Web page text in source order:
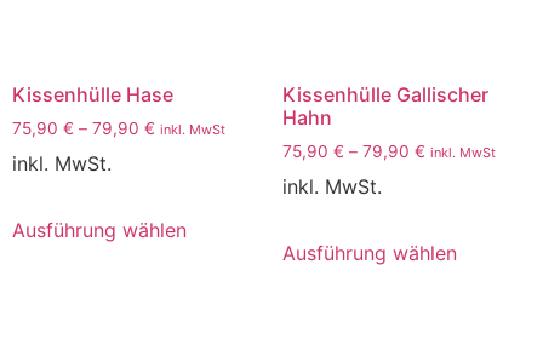
Kissenhülle Hase
75,90 € – 79,90 € inkl. MwSt
inkl. MwSt.
Ausführung wählen
Kissenhülle Gallischer
Hahn
75,90 € – 79,90 € inkl. MwSt
inkl. MwSt.
Ausführung wählen